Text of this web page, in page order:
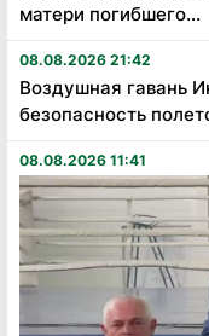
матери погибшего...
08.08.2026 21:42
Воздушная гавань
безопасность
08.08.2026 11:41